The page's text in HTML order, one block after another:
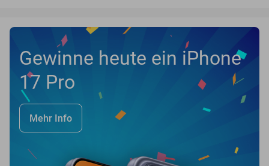
Gewinne heute ein iPhone
17 Pro
Mehr Info